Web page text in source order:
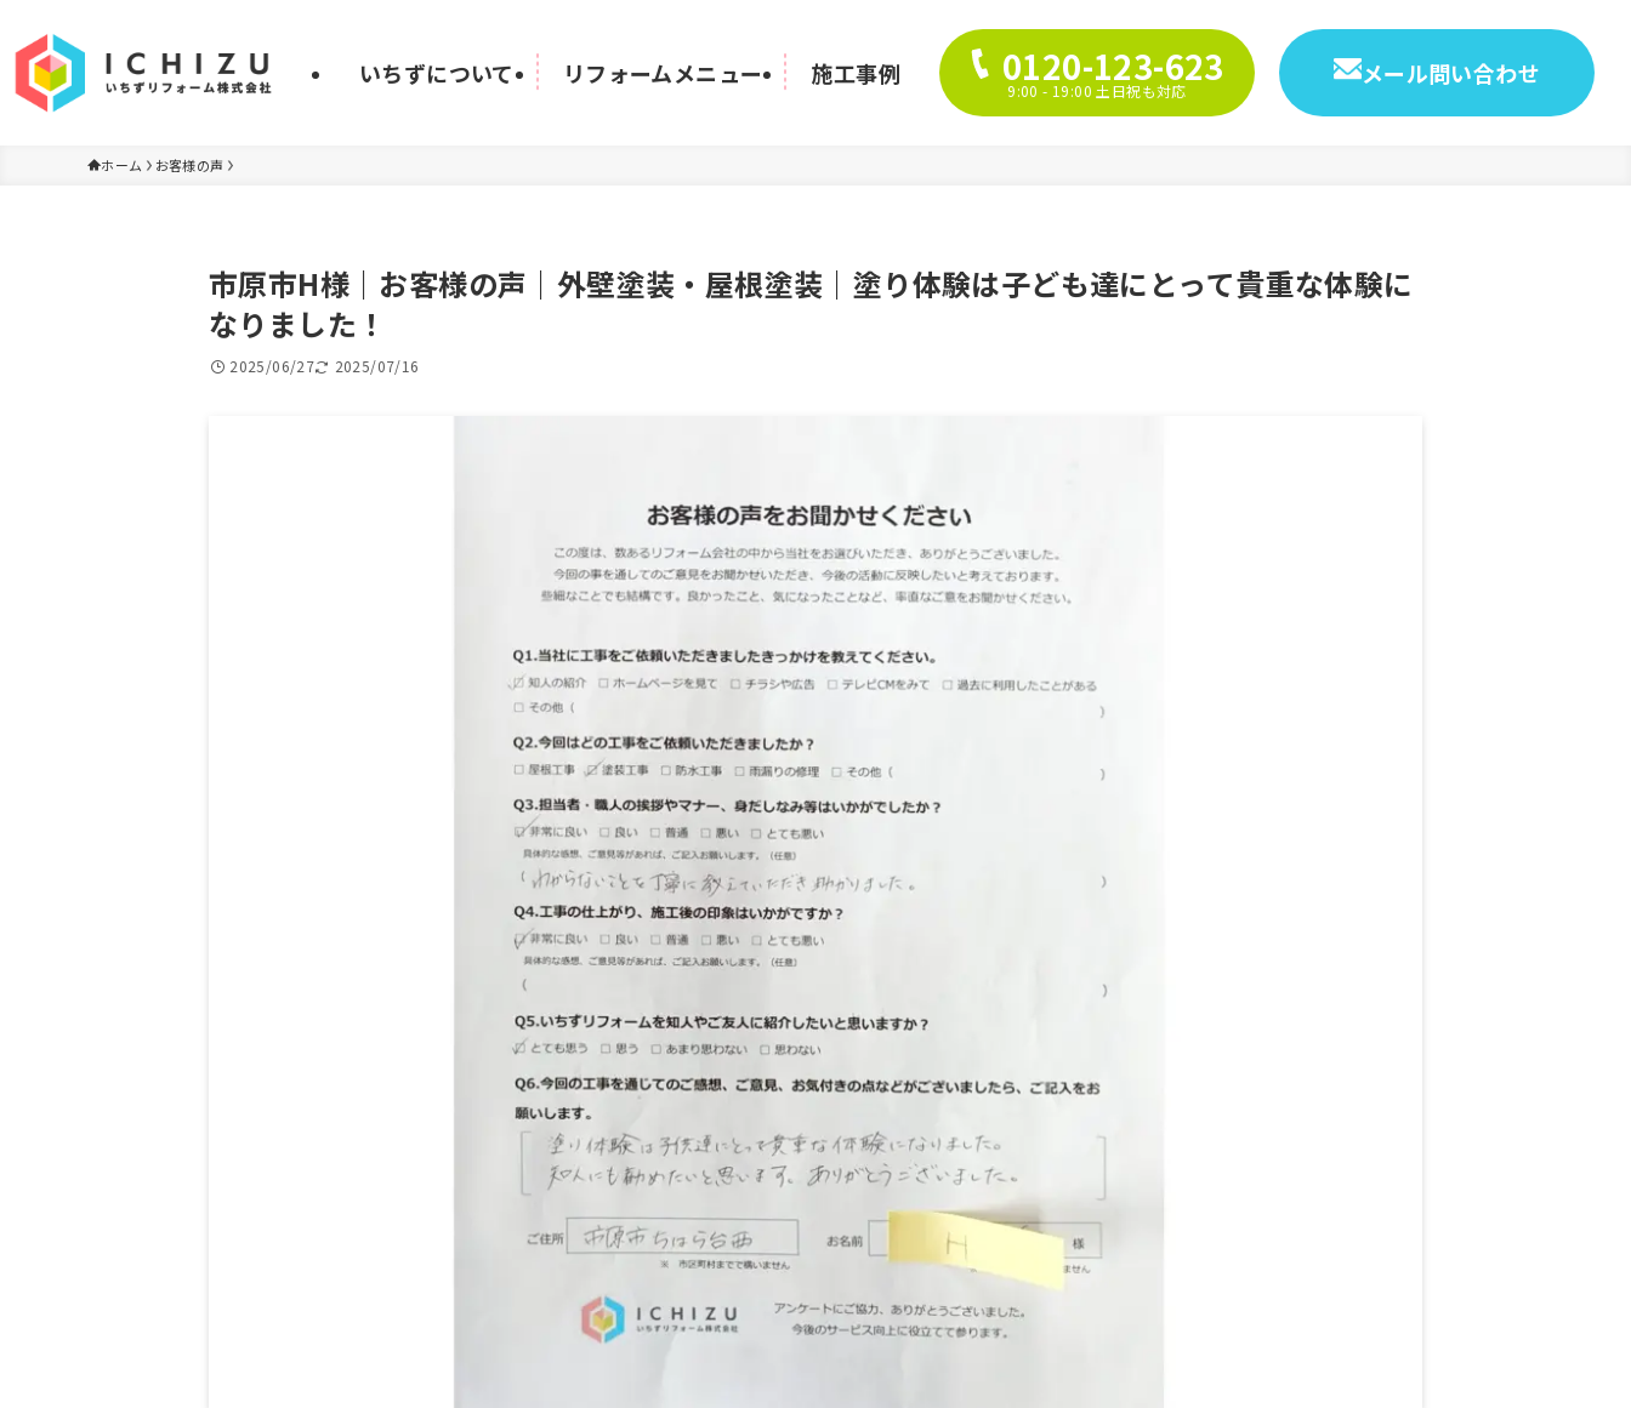
いちずについて リフォームメニュー 施工事例 0120-123-623
9:00 - 19:00 土日祝も対応
メール問い合わせ
ホーム お客様の声
市原市H様｜お客様の声｜外壁塗装・屋根塗装｜塗り体験は子ども達にとって貴重な体験に
なりました！
2025/06/27 2025/07/16